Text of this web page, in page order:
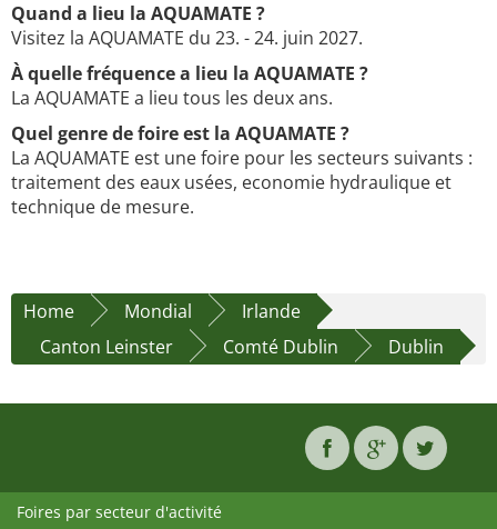
Quand a lieu la AQUAMATE ?
Visitez la AQUAMATE du 23. - 24. juin 2027.
À quelle fréquence a lieu la AQUAMATE ?
La AQUAMATE a lieu tous les deux ans.
Quel genre de foire est la AQUAMATE ?
La AQUAMATE est une foire pour les secteurs suivants :
traitement des eaux usées, economie hydraulique et
technique de mesure.
Home Mondial
Irlande
Canton Leinster
Comté Dublin Dublin
Foires par secteur d'activité